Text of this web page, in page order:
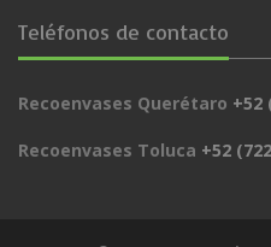
Teléfonos de contacto
Recoenvases Querétaro +52
Recoenvases Toluca +52